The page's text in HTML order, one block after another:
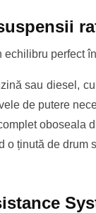
perfect
sau diesel,
de putere
oboseala
ținută de